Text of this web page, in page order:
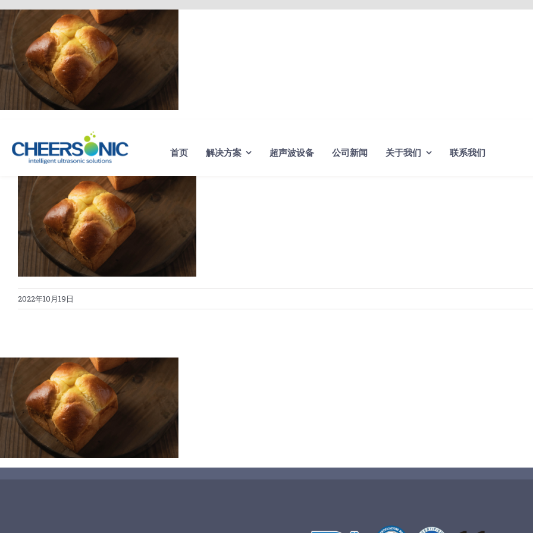
Skip
content
首页 解决方案 超声波设备 公司新闻 关于我们 联系我们
2022年10月19日